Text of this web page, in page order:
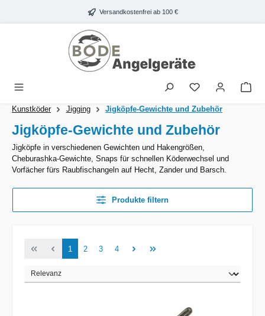
Zum Hauptinhalt springen Versandkostenfrei ab 100 €
Kunstköder Jigging Jigköpfe-Gewichte und Zubehör
Jigköpfe-Gewichte und Zubehör
Jigköpfe in verschiedenen Gewichten und Hakengrößen,
Cheburashka-Gewichte, Snaps für schnellen Köderwechsel und
Vorfächer fürs Raubfischangeln auf Hecht, Zander und Barsch.
Produkte filtern
Seite
1 Seite
2 Seite
3 Seite
4